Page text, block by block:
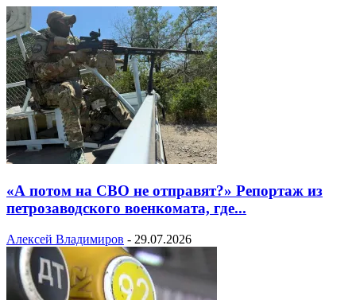
«А потом на СВО не отправят?» Репортаж из
петрозаводского военкомата, где...
Алексей Владимиров - 29.07.2026